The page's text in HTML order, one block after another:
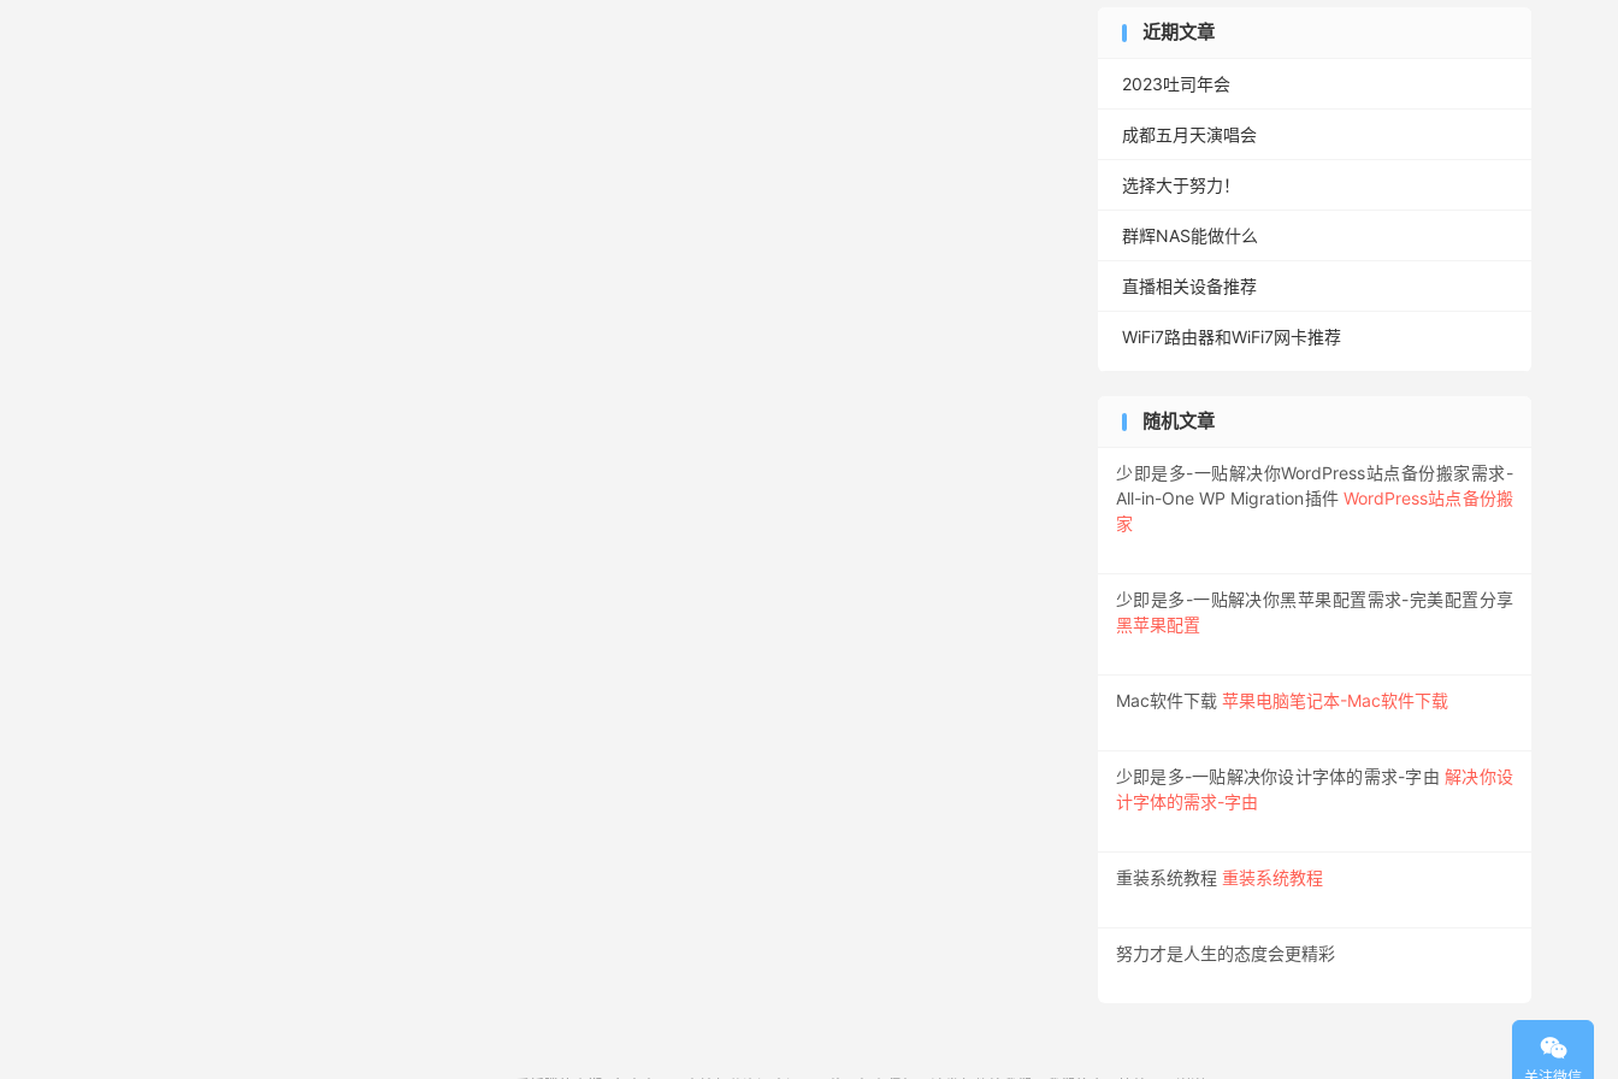
近期文章
2023吐司年会
成都五月天演唱会
选择大于努力！
群辉NAS能做什么
直播相关设备推荐
WiFi7路由器和WiFi7网卡推荐
随机文章
少即是多-一贴解决你WordPress站点备份搬家需求-
All-in-One WP Migration插件 WordPress站点备份搬
家
少即是多-一贴解决你黑苹果配置需求-完美配置分享
黑苹果配置
Mac软件下载 苹果电脑笔记本-Mac软件下载
少即是多-一贴解决你设计字体的需求-字由 解决你设
计字体的需求-字由
重装系统教程 重装系统教程
努力才是人生的态度会更精彩
